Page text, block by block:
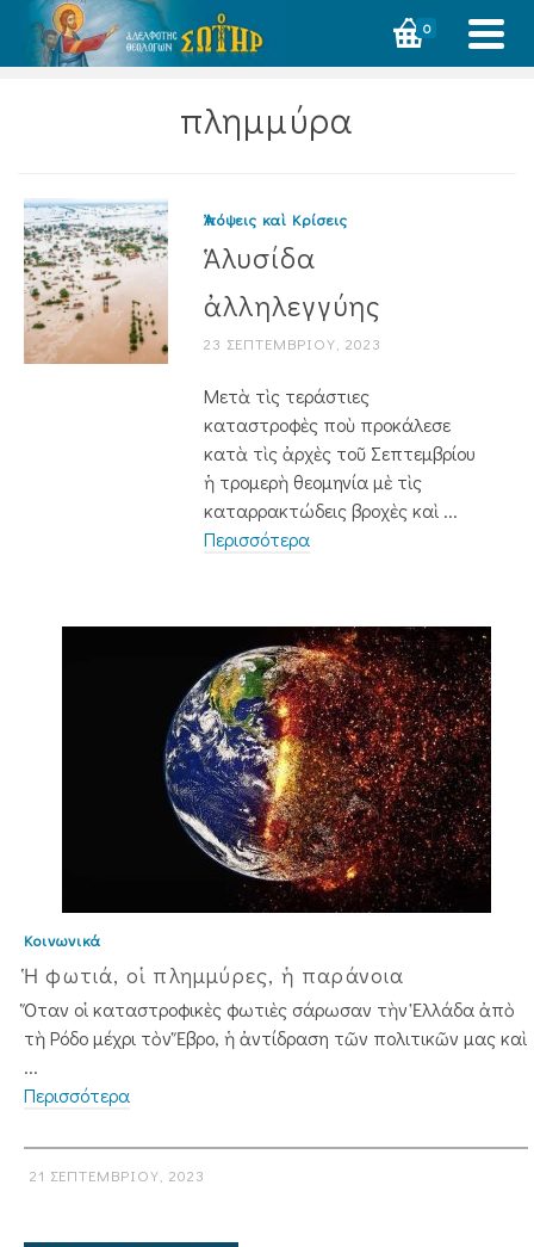
0
πλημμύρα
Ἀπόψεις καὶ Κρίσεις
Ἁλυσίδα
ἀλληλεγγύης
23 ΣΕΠΤΕΜΒΡΊΟΥ, 2023
Μετὰ τὶς τεράστιες
καταστροφὲς ποὺ προκάλεσε
κατὰ τὶς ἀρχὲς τοῦ Σεπτεμβρίου
ἡ τρομερὴ θεομηνία μὲ τὶς
καταρρακτώδεις βροχὲς καὶ ...
Περισσότερα
Κοινωνικά
Ἡ φωτιά, οἱ πλημμύρες, ἡ παράνοια
Ὅταν οἱ καταστροφικὲς φωτιὲς σάρωσαν τὴν Ἑλλάδα ἀπὸ
τὴ Ρόδο μέχρι τὸν Ἕβρο, ἡ ἀντίδραση τῶν πολιτικῶν μας καὶ
...
Περισσότερα
21 ΣΕΠΤΕΜΒΡΊΟΥ, 2023